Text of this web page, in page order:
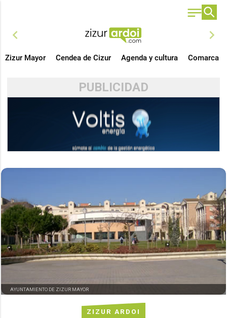
chevron_left chevron_right
Zizur Mayor Cendea de Cizur Agenda y cultura Comarca
PUBLICIDAD
ZIZUR ARDOI
AYUNTAMIENTO DE ZIZUR MAYOR